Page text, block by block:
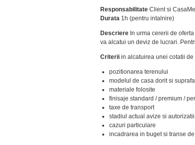
Responsabilitate Client si
Durata 1h (pentru intalnire)
Descriere In urma cererii de
va alcatui un deviz de lucrari.
Criterii in alcatuirea unei cotatii de
pozitionarea terenului
modelul de casa dorit si
materiale folosite
finisaje standard / premium /
taxe de transport
stadiul actual avize si
cazuri particulare
incadrarea in buget si transe